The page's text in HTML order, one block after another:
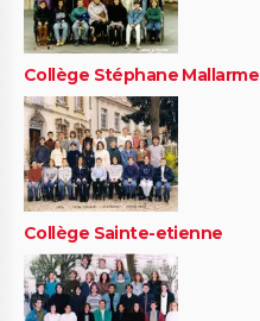
Collège Stéphane Mallarme
Collège Sainte-etienne